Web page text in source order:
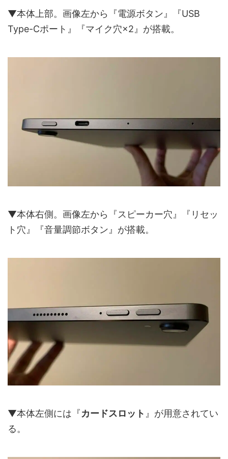
▼本体上部。画像左から『電源ボタン』『USB
Type-Cポート』『マイク穴×2』が搭載。
▼本体右側。画像左から『スピーカー穴』『リセッ
ト穴』『音量調節ボタン』が搭載。
▼本体左側には『カードスロット 』が用意されてい
る。